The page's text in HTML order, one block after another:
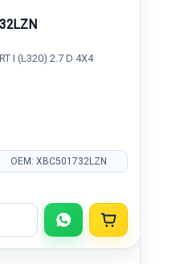
I (L320) 2.7 D 4X4
OEM: XBC501732LZN